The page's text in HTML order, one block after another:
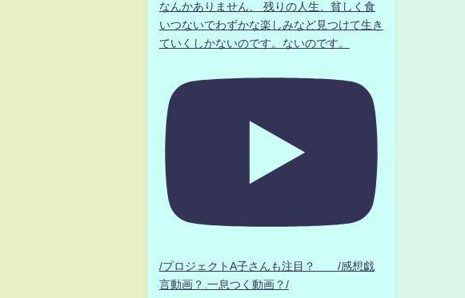
なんかありません、 残りの人生、貧しく食
いつないでわずかな楽しみなど見つけて生き
ていくしかないのです。ないのです。
/プロジェクトA子さんも注目？ /感想戯
言動画？.一息つく動画？/